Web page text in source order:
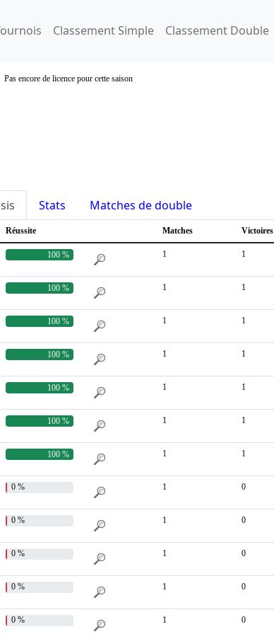
Classement Simple Classement Double
Pas encore de licence pour cette saison
Stats Matches de double
Réussite Matches Victoires
100 % 1 1
100 % 1 1
100 % 1 1
100 % 1 1
100 % 1 1
100 % 1 1
100 % 1 1
0 % 1 0
0 % 1 0
0 % 1 0
0 % 1 0
0 % 1 0